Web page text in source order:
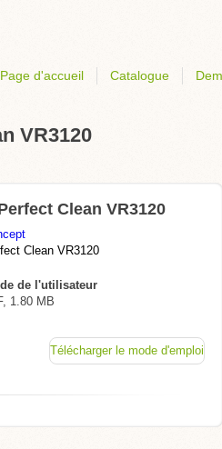
Page d'accueil Catalogue
VR3120
Clean VR3120
Clean VR3120
de l'utilisateur
1.80 MB
Télécharger le mode d'emploi